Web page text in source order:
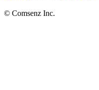
© Comsenz Inc.